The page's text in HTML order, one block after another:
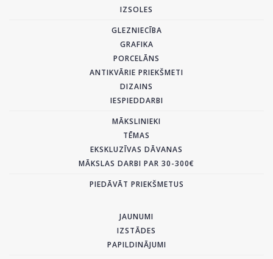
IZSOLES
GLEZNIECĪBA
GRAFIKA
PORCELĀNS
ANTIKVĀRIE PRIEKŠMETI
DIZAINS
IESPIEDDARBI
MĀKSLINIEKI
TĒMAS
EKSKLUZĪVAS DĀVANAS
MĀKSLAS DARBI PAR 30-300€
PIEDĀVĀT PRIEKŠMETUS
JAUNUMI
IZSTĀDES
PAPILDINĀJUMI